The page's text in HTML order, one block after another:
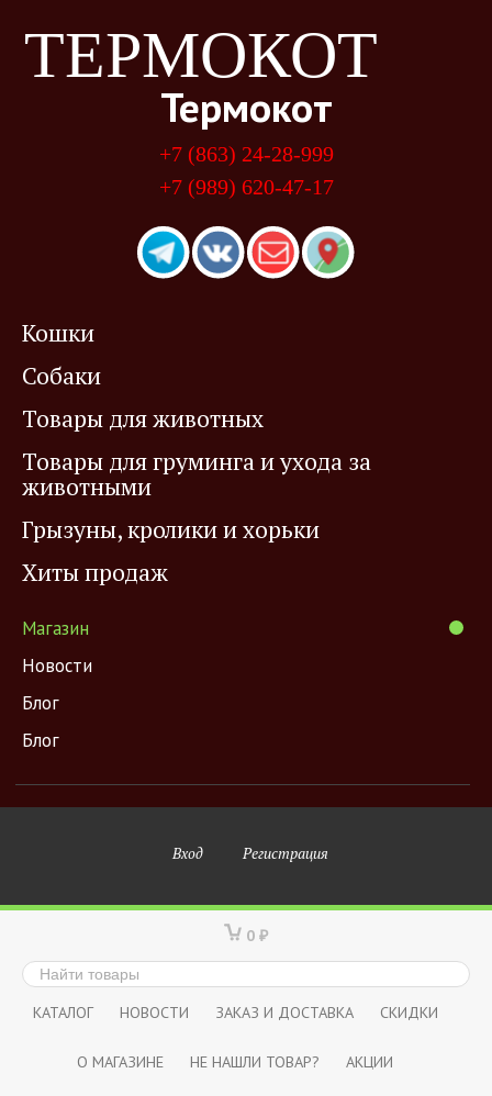
ТЕРМОКОТ
Термокот
+7 (863) 24-28-999
+7 (989) 620-47-17
Кошки
Собаки
Товары для животных
Товары для груминга и ухода за
животными
Грызуны, кролики и хорьки
Хиты продаж
Магазин
Новости
Блог
Блог
Вход Регистрация
0 ₽
КАТАЛОГ НОВОСТИ ЗАКАЗ И ДОСТАВКА СКИДКИ
О МАГАЗИНЕ НЕ НАШЛИ ТОВАР? АКЦИИ